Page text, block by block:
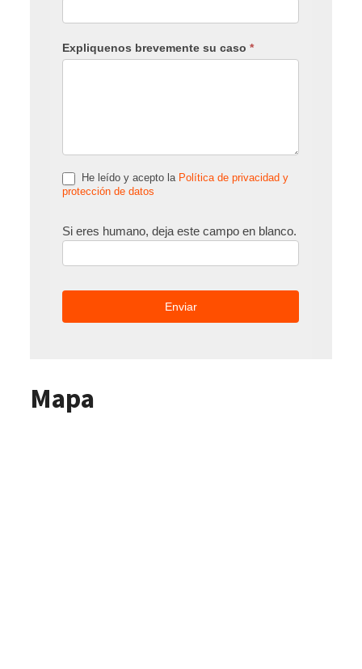
Expliquenos brevemente su caso*
He leído y acepto la Política de privacidad y
protección de datos
Si eres humano, deja este campo en blanco.
Mapa